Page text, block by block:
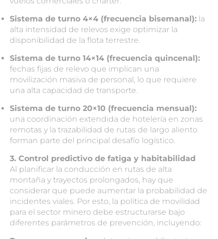
Sistema de turno 4×4 (frecuencia bisemanal): la
alta intensidad de relevos exige optimizar la
disponibilidad de la flota terrestre.
Sistema de turno 14×14 (frecuencia quincenal):
fechas fijas de relevo que implican una
movilización masiva de personal, lo que requiere
una alta capacidad de transporte.
Sistema de turno 20×10 (frecuencia mensual):
una coordinación extendida de hotelería en zonas
remotas y la trazabilidad de rutas de largo aliento
forman parte del principal desafío logístico.
3. Control predictivo de fatiga y habitabilidad
Al planificar la conducción en rutas de alta
montaña y trayectos prolongados, hay que
considerar que puede aumentar la probabilidad de
incidentes viales. Por esto, la política de movilidad
para el sector minero debe estructurarse bajo
diferentes parámetros de prevención, incluyendo: